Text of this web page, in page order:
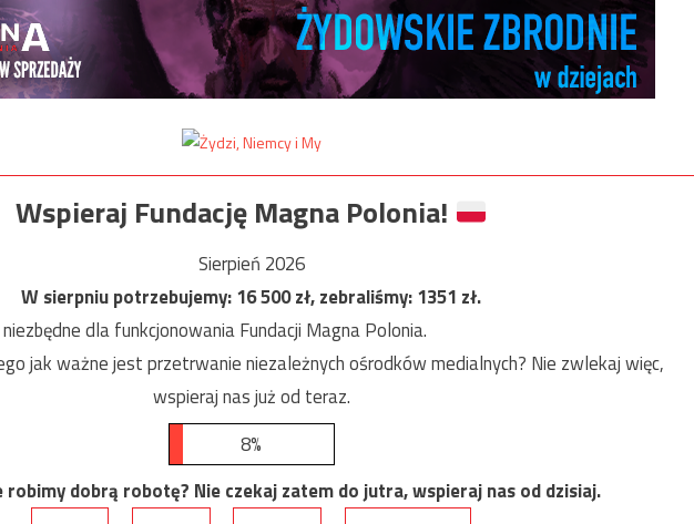
Wspieraj Fundację Magna Polonia!
Sierpień 2026
W sierpniu potrzebujemy:16 500zł, zebraliśmy:1351 zł.
dla funkcjonowania Fundacji Magna Polonia.
jak ważne jest przetrwanie niezależnych ośrodków medialnych? Nie zwlekaj więc,
wspieraj nas już od teraz.
8%
robimy dobrą robotę? Nie czekaj zatem do jutra, wspieraj nas od dzisiaj.